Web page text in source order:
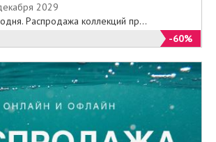
2029
Распродажа коллекций пр...
-60%